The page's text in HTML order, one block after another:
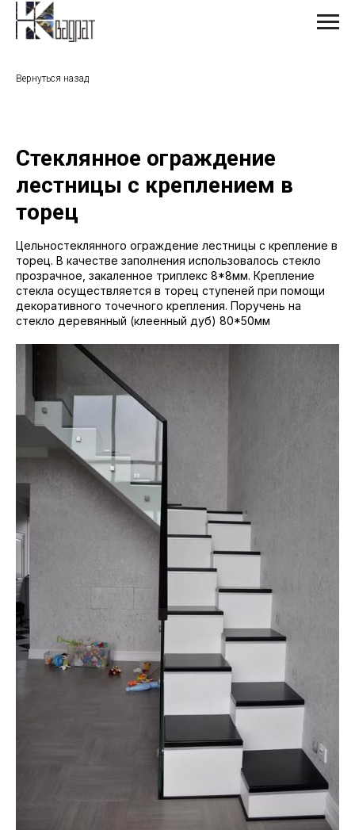
Вернуться назад
Стеклянное ограждение
лестницы с креплением в
торец
Цельностеклянного ограждение лестницы с крепление в
торец. В качестве заполнения использовалось стекло
прозрачное, закаленное триплекс 8*8мм. Крепление
стекла осуществляется в торец ступеней при помощи
декоративного точечного крепления. Поручень на
стекло деревянный (клеенный дуб) 80*50мм